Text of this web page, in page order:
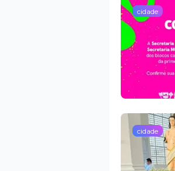
cidade
cidade